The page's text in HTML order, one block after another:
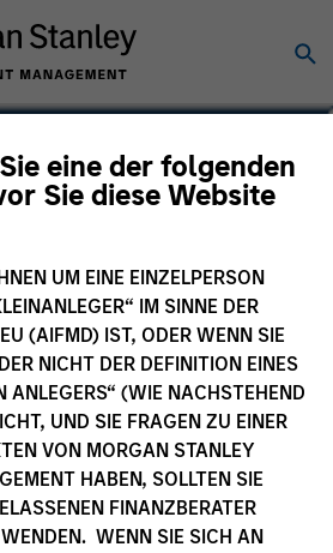
eine der folgenden
Sie diese Website
UM EINE EINZELPERSON
IM SINNE DER
(AIFMD) IST, ODER WENN SIE
NICHT DER DEFINITION EINES
ANLEGERS“ (WIE NACHSTEHEND
UND SIE FRAGEN ZU EINER
VON MORGAN STANLEY
HABEN, SOLLTEN SIE
FINANZBERATER
WENN SIE SICH AN
Kahuki
Director of